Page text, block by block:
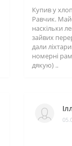
Купив у
Равчик.
наскільки
зайвих
дали
номерні
дякую) ..